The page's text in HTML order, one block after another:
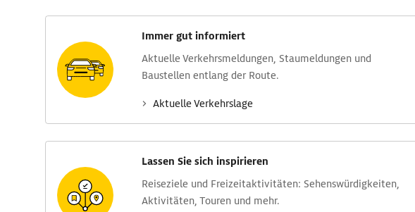
Immer gut informiert
Aktuelle Verkehrs­meldungen, Stau­meldungen und
Baustellen entlang der Route.
Aktuelle Verkehrs­lage
Lassen Sie sich inspirieren
Reise­ziele und Freizeit­aktivitäten: Sehens­würdig­keiten,
Aktivitäten, Touren und mehr.